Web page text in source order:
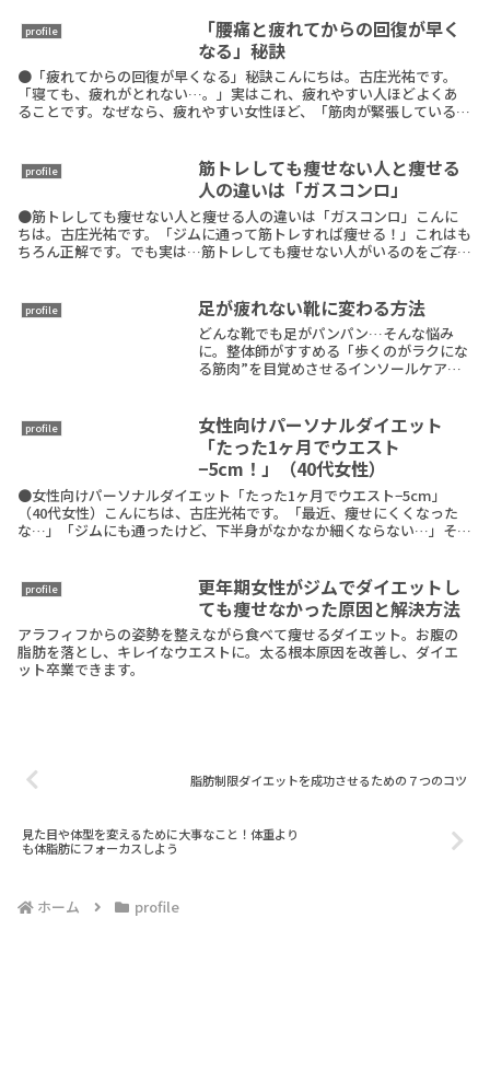
profile
「腰痛と疲れてからの回復が早く
なる」秘訣
●「疲れてからの回復が早くなる」秘訣こんにちは。古庄光祐です。
「寝ても、疲れがとれない…。」実はこれ、疲れやすい人ほどよくあ
ることです。なぜなら、疲れやすい女性ほど、「筋肉が緊張している」
profile
筋トレしても痩せない人と痩せる
人の違いは「ガスコンロ」
●筋トレしても痩せない人と痩せる人の違いは「ガスコンロ」こんに
ちは。古庄光祐です。「ジムに通って筋トレすれば痩せる！」これはも
ちろん正解です。でも実は…筋トレしても痩せない人がいるのをご存じ
profile 足が疲れない靴に変わる方法
どんな靴でも足がパンパン…そんな悩み
に。整体師がすすめる「歩くのがラクにな
る筋肉”を目覚めさせるインソールケア
profile
女性向けパーソナルダイエット
「たった1ヶ月でウエスト
−5cm！」（40代女性）
●女性向けパーソナルダイエット「たった1ヶ月でウエスト−5cm」
（40代女性）こんにちは、古庄光祐です。「最近、痩せにくくなった
な…」「ジムにも通ったけど、下半身がなかなか細くならない…」そん
profile
更年期女性がジムでダイエットし
ても痩せなかった原因と解決方法
アラフィフからの姿勢を整えながら食べて痩せるダイエット。お腹の
脂肪を落とし、キレイなウエストに。太る根本原因を改善し、ダイエ
ット卒業できます。
脂肪制限ダイエットを成功させるための７つのコツ
見た目や体型を変えるために大事なこと！体重より
も体脂肪にフォーカスしよう
ホーム profile